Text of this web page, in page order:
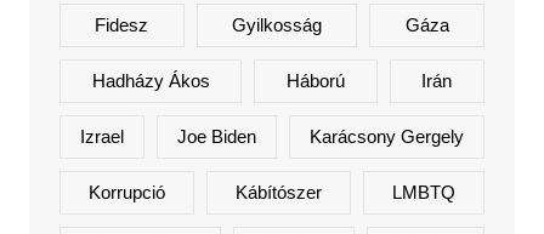
Fidesz Gyilkosság Gáza
Hadházy Ákos Háború Irán
Izrael Joe Biden Karácsony Gergely
Korrupció Kábítószer LMBTQ